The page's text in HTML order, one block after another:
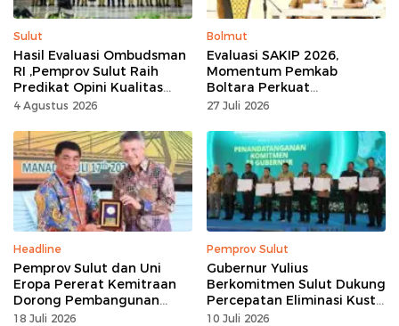
Sulut
Hasil Evaluasi Ombudsman
RI ,Pemprov Sulut Raih
Predikat Opini Kualitas
Tinggi Tanpa
4 Agustus 2026
Bolmut
Evaluasi SAKIP 2026,
Momentum Pemkab
Boltara Perkuat
Akuntabilitas dan Kinerja
27 Juli 2026
Headline
Pemprov Sulut dan Uni
Eropa Pererat Kemitraan
Dorong Pembangunan
Berkelanjutan
18 Juli 2026
Pemprov Sulut
Gubernur Yulius
Berkomitmen Sulut Dukung
Percepatan Eliminasi Kusta
dan Hapus Stigma
10 Juli 2026